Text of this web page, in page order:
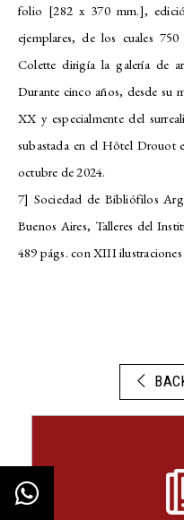
folio [282 x 370 mm.],
ejemplares, de los cuales
Colette dirigía la galería de
Durante cinco años, desde su
XX y especialmente del
subastada en el Hôtel Drouot
octubre de 2024.
7] Sociedad de Bibliófilos
Buenos Aires, Talleres del
489 págs. con XIII